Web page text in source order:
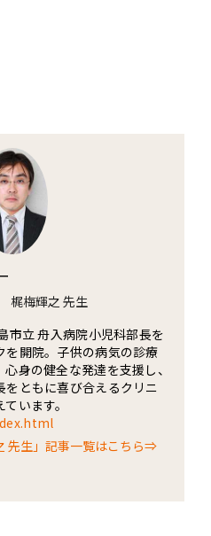
梶梅輝之 先生
市立 舟入病院小児科部長を
開院。子供の病気の診療
身の健全な発達を支援し、
をともに喜び合えるクリニ
います。
先生」記事一覧はこちら⇒